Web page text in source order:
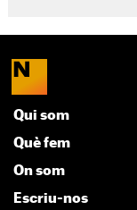
Qui som
Què fem
On som
Escriu-nos